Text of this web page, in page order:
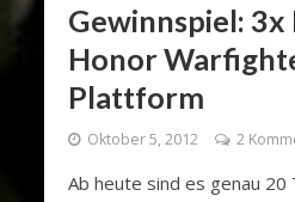
Gewinnspiel:
Honor
Plattform
Oktober 5, 2012 2
Ab heute sind es genau 20